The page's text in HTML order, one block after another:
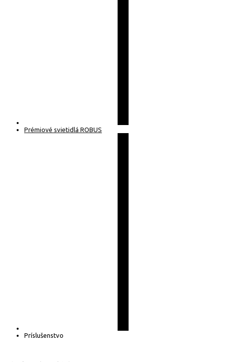
Prémiové svietidlá ROBUS
Príslušenstvo